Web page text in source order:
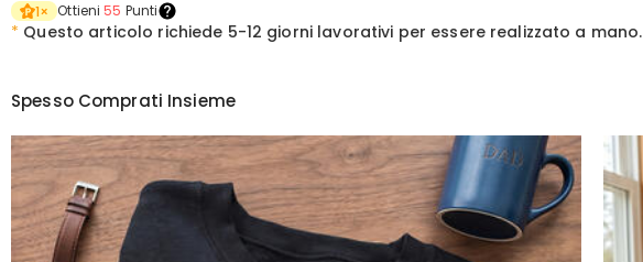
1× Ottieni55 Punti
* Questo articolo richiede 5-12 giorni lavorativi per essere realizzato a mano.
Spesso Comprati Insieme